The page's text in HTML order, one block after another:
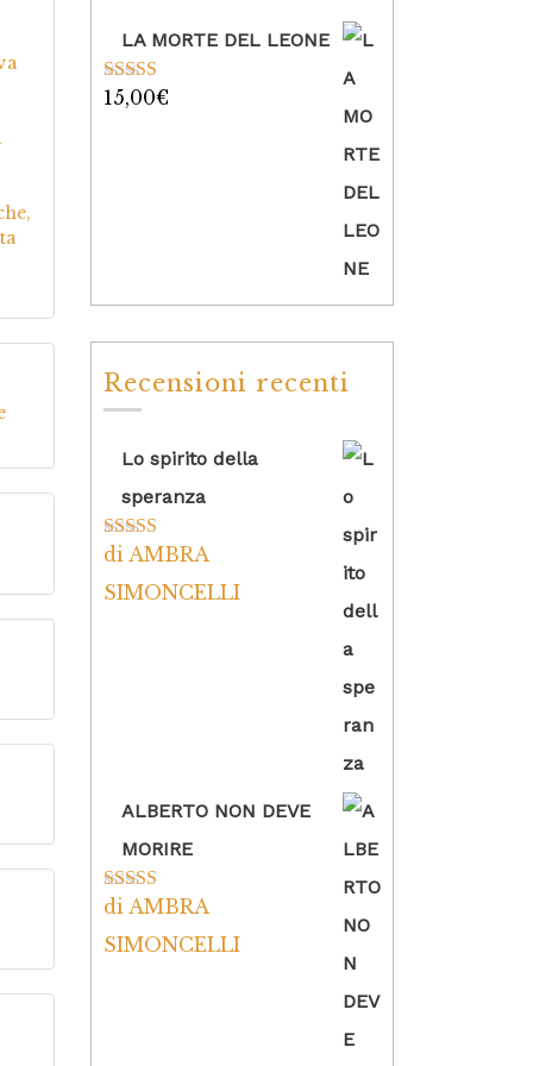
LA MORTE DEL LEONE
Valutato
15,00€
Recensioni recenti
Lo spirito della
speranza
Valutato5su
di AMBRA
SIMONCELLI
ALBERTO NON DEVE
MORIRE
Valutato5su
di AMBRA
SIMONCELLI